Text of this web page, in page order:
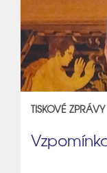
TISKOVÉ ZPRÁVY